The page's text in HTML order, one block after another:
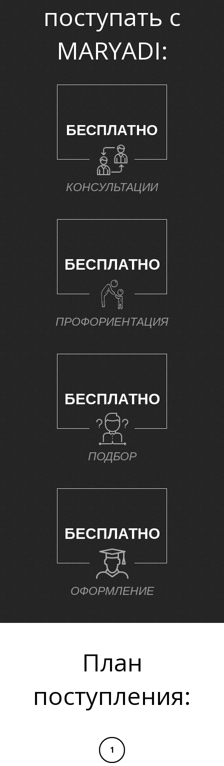
Е
Т
Е
поступать с
MARYADI:
БЕСПЛАТНО
КОНСУЛЬТАЦИИ
БЕСПЛАТНО
ПРОФОРИЕНТАЦИЯ
БЕСПЛАТНО
ПОДБОР
БЕСПЛАТНО
ОФОРМЛЕНИЕ
План
поступления: